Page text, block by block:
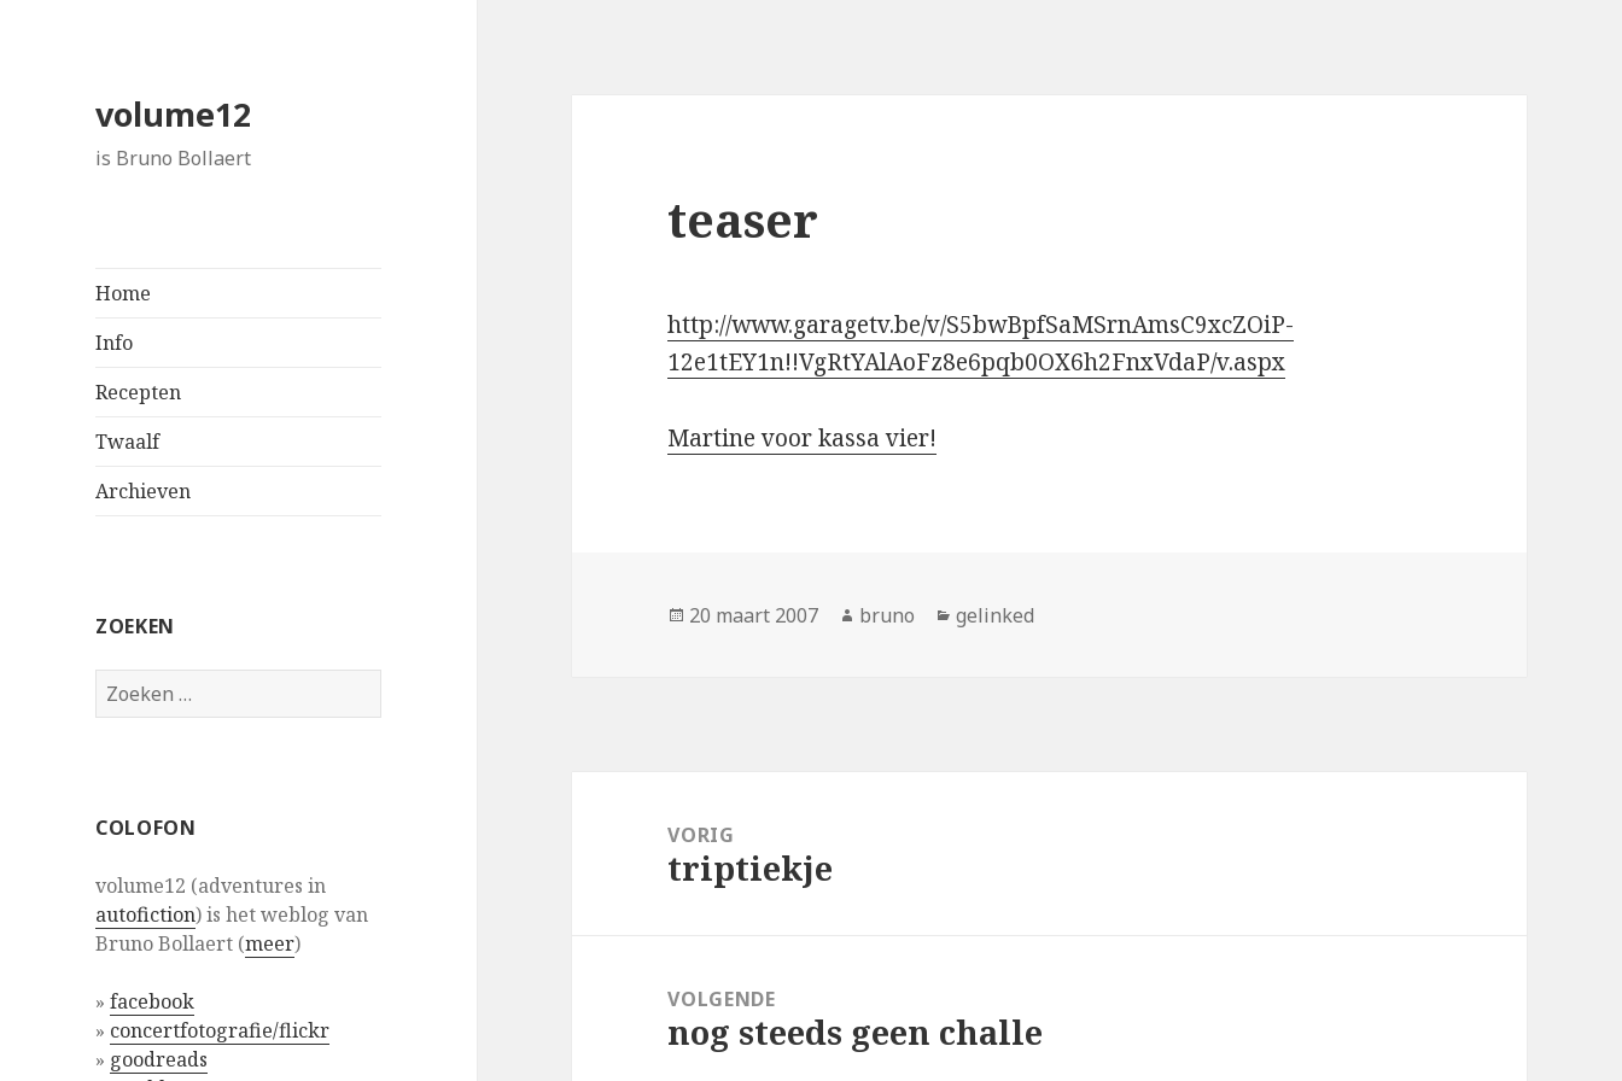
volume12
is Bruno Bollaert
Home
Info
Recepten
Twaalf
Archieven
ZOEKEN
Zoeken
naar:
COLOFON
volume12 (adventures in
autofiction) is het weblog van
Bruno Bollaert (meer)
»facebook
» concertfotografie/flickr
» goodreads
teaser
http://www.garagetv.be/v/S5bwBpfSaMSrnAmsC9xcZOiP-
12e1tEY1n!!VgRtYAlAoFz8e6pqb0OX6h2FnxVdaP/v.aspx
Martine voor kassa vier!
Geplaatst
20 maart 2007 Auteur
bruno Categorieën
gelinked
navigatieVORIG
Vorig
triptiekje
VOLGENDE
Volgend
nog steeds geen challe